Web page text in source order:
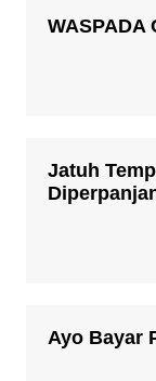
WASPADA
Jatuh
Ayo Bayar